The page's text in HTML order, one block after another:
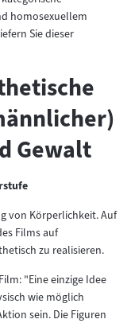
homosexuellem
Sie dieser
Gewalt
von Körperlichkeit. Auf
Films auf
zu realisieren.
"Eine einzige Idee
wie möglich
sein. Die Figuren